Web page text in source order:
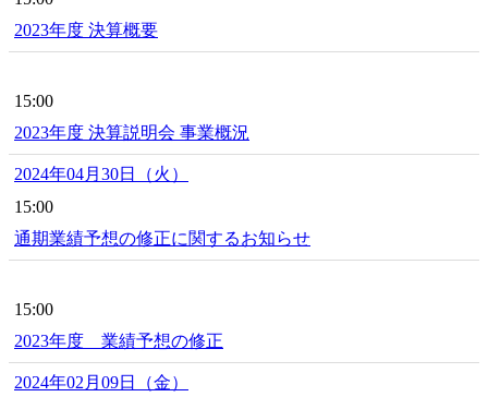
2023年度 決算概要
15:00
2023年度 決算説明会 事業概況
2024年04月30日（火）
15:00
通期業績予想の修正に関するお知らせ
15:00
2023年度 業績予想の修正
2024年02月09日（金）